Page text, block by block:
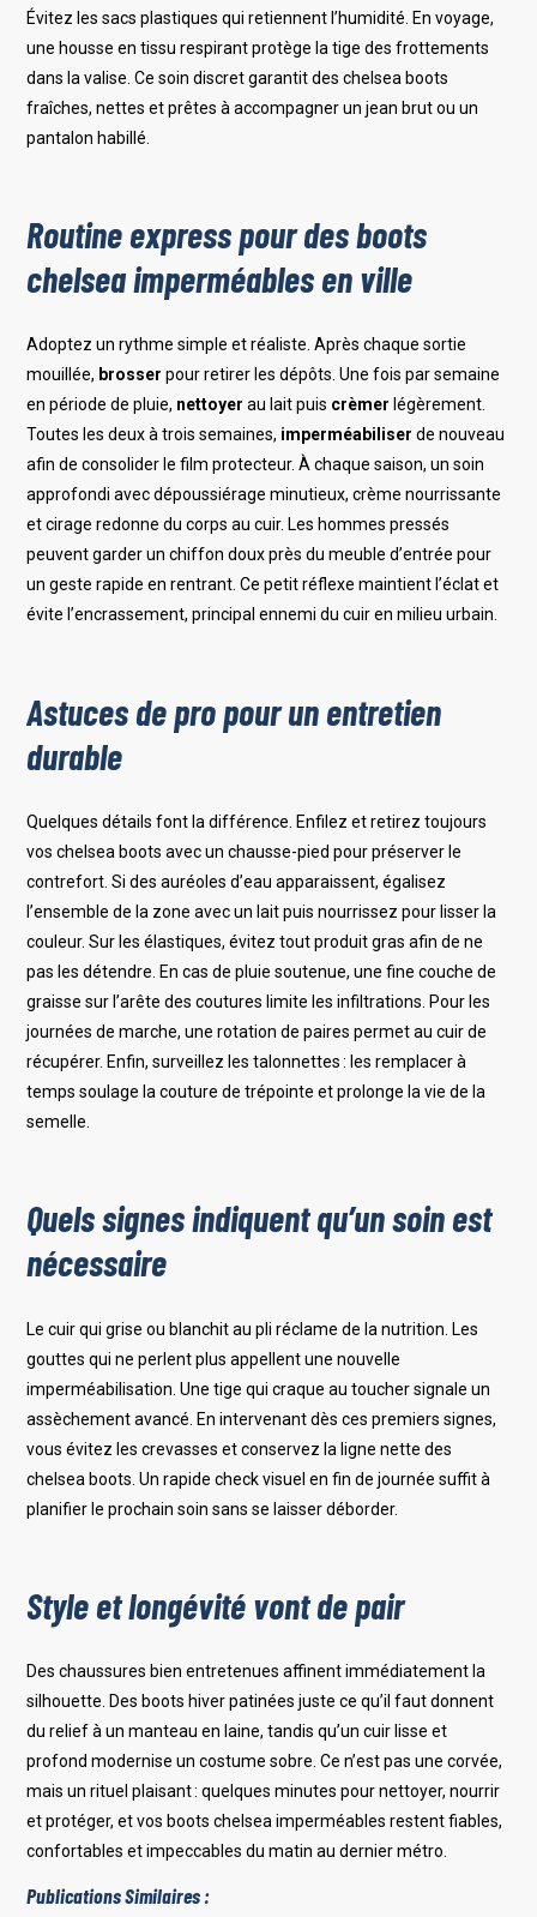
Évitez les sacs plastiques qui retiennent l’humidité. En voyage,
une housse en tissu respirant protège la tige des frottements
dans la valise. Ce soin discret garantit des chelsea boots
fraîches, nettes et prêtes à accompagner un jean brut ou un
pantalon habillé.
Routine express pour des boots
chelsea imperméables en ville
Adoptez un rythme simple et réaliste. Après chaque sortie
mouillée, brosser pour retirer les dépôts. Une fois par semaine
en période de pluie, nettoyer au lait puis crèmer légèrement.
Toutes les deux à trois semaines, imperméabiliser de nouveau
afin de consolider le film protecteur. À chaque saison, un soin
approfondi avec dépoussiérage minutieux, crème nourrissante
et cirage redonne du corps au cuir. Les hommes pressés
peuvent garder un chiffon doux près du meuble d’entrée pour
un geste rapide en rentrant. Ce petit réflexe maintient l’éclat et
évite l’encrassement, principal ennemi du cuir en milieu urbain.
Astuces de pro pour un entretien
durable
Quelques détails font la différence. Enfilez et retirez toujours
vos chelsea boots avec un chausse-pied pour préserver le
contrefort. Si des auréoles d’eau apparaissent, égalisez
l’ensemble de la zone avec un lait puis nourrissez pour lisser la
couleur. Sur les élastiques, évitez tout produit gras afin de ne
pas les détendre. En cas de pluie soutenue, une fine couche de
graisse sur l’arête des coutures limite les infiltrations. Pour les
journées de marche, une rotation de paires permet au cuir de
récupérer. Enfin, surveillez les talonnettes : les remplacer à
temps soulage la couture de trépointe et prolonge la vie de la
semelle.
Quels signes indiquent qu’un soin est
nécessaire
Le cuir qui grise ou blanchit au pli réclame de la nutrition. Les
gouttes qui ne perlent plus appellent une nouvelle
imperméabilisation. Une tige qui craque au toucher signale un
assèchement avancé. En intervenant dès ces premiers signes,
vous évitez les crevasses et conservez la ligne nette des
chelsea boots. Un rapide check visuel en fin de journée suffit à
planifier le prochain soin sans se laisser déborder.
Style et longévité vont de pair
Des chaussures bien entretenues affinent immédiatement la
silhouette. Des boots hiver patinées juste ce qu’il faut donnent
du relief à un manteau en laine, tandis qu’un cuir lisse et
profond modernise un costume sobre. Ce n’est pas une corvée,
mais un rituel plaisant : quelques minutes pour nettoyer, nourrir
et protéger, et vos boots chelsea imperméables restent fiables,
confortables et impeccables du matin au dernier métro.
Publications Similaires :